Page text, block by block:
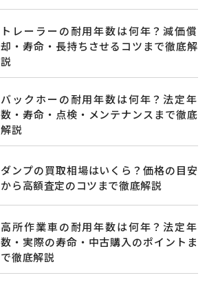
トレーラーの耐用年数は何年？減価償
却・寿命・長持ちさせるコツまで徹底解
説
バックホーの耐用年数は何年？法定年
数・寿命・点検・メンテナンスまで徹底
解説
ダンプの買取相場はいくら？価格の目安
から高額査定のコツまで徹底解説
高所作業車の耐用年数は何年？法定年
数・実際の寿命・中古購入のポイントま
で徹底解説